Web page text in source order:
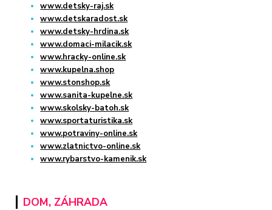
www.detsky-raj.sk
www.detskaradost.sk
www.detsky-hrdina.sk
www.domaci-milacik.sk
www.hracky-online.sk
www.kupelna.shop
www.stonshop.sk
www.sanita-kupelne.sk
www.skolsky-batoh.sk
www.sportaturistika.sk
www.potraviny-online.sk
www.zlatnictvo-online.sk
www.rybarstvo-kamenik.sk
DOM, ZÁHRADA